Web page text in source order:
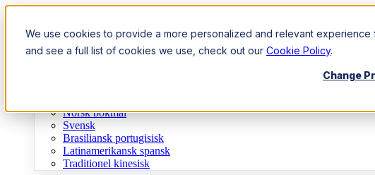
We use cookies to provide a more personalized and relevant
and see a full list of cookies we use, check out our Cookie Policy.
Change
Kundesupport
Dansk
Norsk bokmål
Svensk
Brasiliansk portugisisk
Latinamerikansk spansk
Traditionel kinesisk